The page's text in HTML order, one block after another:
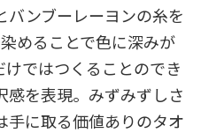
ンブーレーヨンの糸を
めることで色に深みが
ではつくることのでき
感を表現。みずみずしさ
手に取る価値ありのタオ